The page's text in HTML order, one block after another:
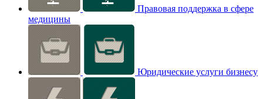
Правовая поддержка в сфере
медицины
Юридические услуги бизнесу